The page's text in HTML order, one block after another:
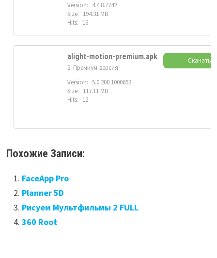
Version: 4.4.8.7742
Size: 194.31 MB
Hits: 16
alight-motion-premium.apk
2. Премиум-версия
Version: 5.0.200.1000653
Size: 117.11 MB
Hits: 12
Скачать
Похожие Записи:
FaceApp Pro
Planner 5D
Рисуем Мультфильмы 2 FULL
360 Root